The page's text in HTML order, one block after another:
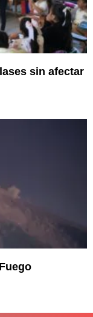
sin afectar